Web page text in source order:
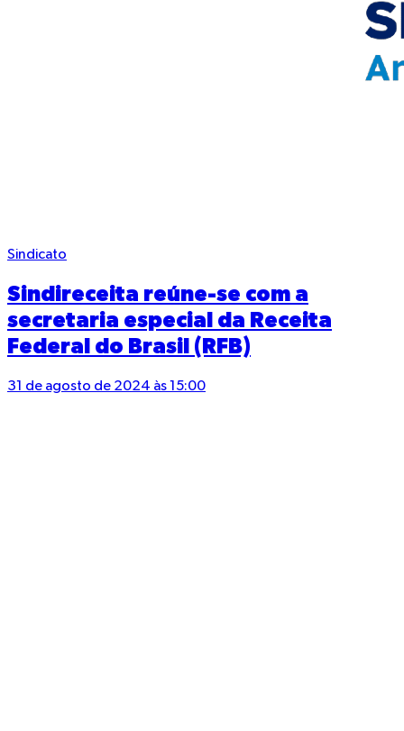
Sindicato
Sindireceita reúne-se com a
secretaria especial da Receita
Federal do Brasil (RFB)
31 de agosto de 2024 às 15:00